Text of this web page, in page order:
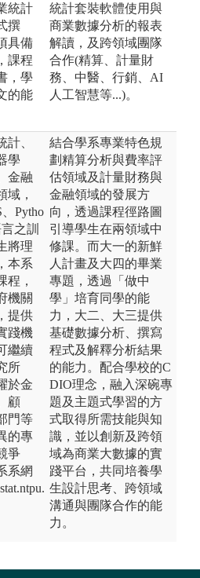
統計
撰
具備
課程
，學
的能
統計套裝軟體使用與
商業數據分析的報表
解讀，及跨領域團隊
合作(精算、計量財
務、中醫、行銷、AI
人工智慧等...)。
計、
學
金融
域，
Pytho
之訓
將理
本系
程，
機關
提供
踐機
繼續
所
於金
顧
門等
的專
爭
系網
結合學系專業特色規
劃精算分析與費率評
估領域及計量財務與
金融領域的發展方
向，透過課程徑路圖
引導學生在兩領域中
修課。而大一的新鮮
人計畫及大四的畢業
專題，透過「做中
學」培育同學的能
力，大二、大三提供
基礎數據分析、撰寫
程式及解釋分析結果
的能力。配合學校的C
DIO理念，融入深碗專
題及主題式學習的方
式取得所需技能與知
識，並以創新及跨領
域為商業大數據的實
踐平台，共同培養學
生設計思考、跨領域
溝通與團隊合作的能
力。